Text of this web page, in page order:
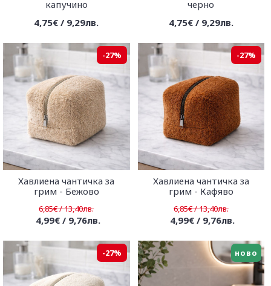
капучино
4,75€ / 9,29лв.
черно
4,75€ / 9,29лв.
-27%
Хавлиена чантичка за
грим - Бежово
6,85€ / 13,40лв.
4,99€ / 9,76лв.
-27%
Хавлиена чантичка за
грим - Кафяво
6,85€ / 13,40лв.
4,99€ / 9,76лв.
-27% ново